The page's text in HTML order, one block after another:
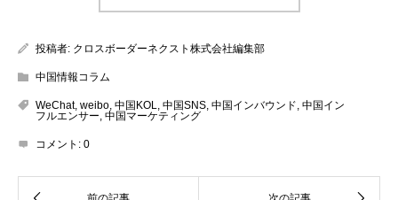
投稿者: クロスボーダーネクスト株式会社編集部
中国情報コラム
WeChat, weibo, 中国KOL, 中国SNS, 中国インバウンド, 中国イン
フルエンサー, 中国マーケティング
コメント: 0